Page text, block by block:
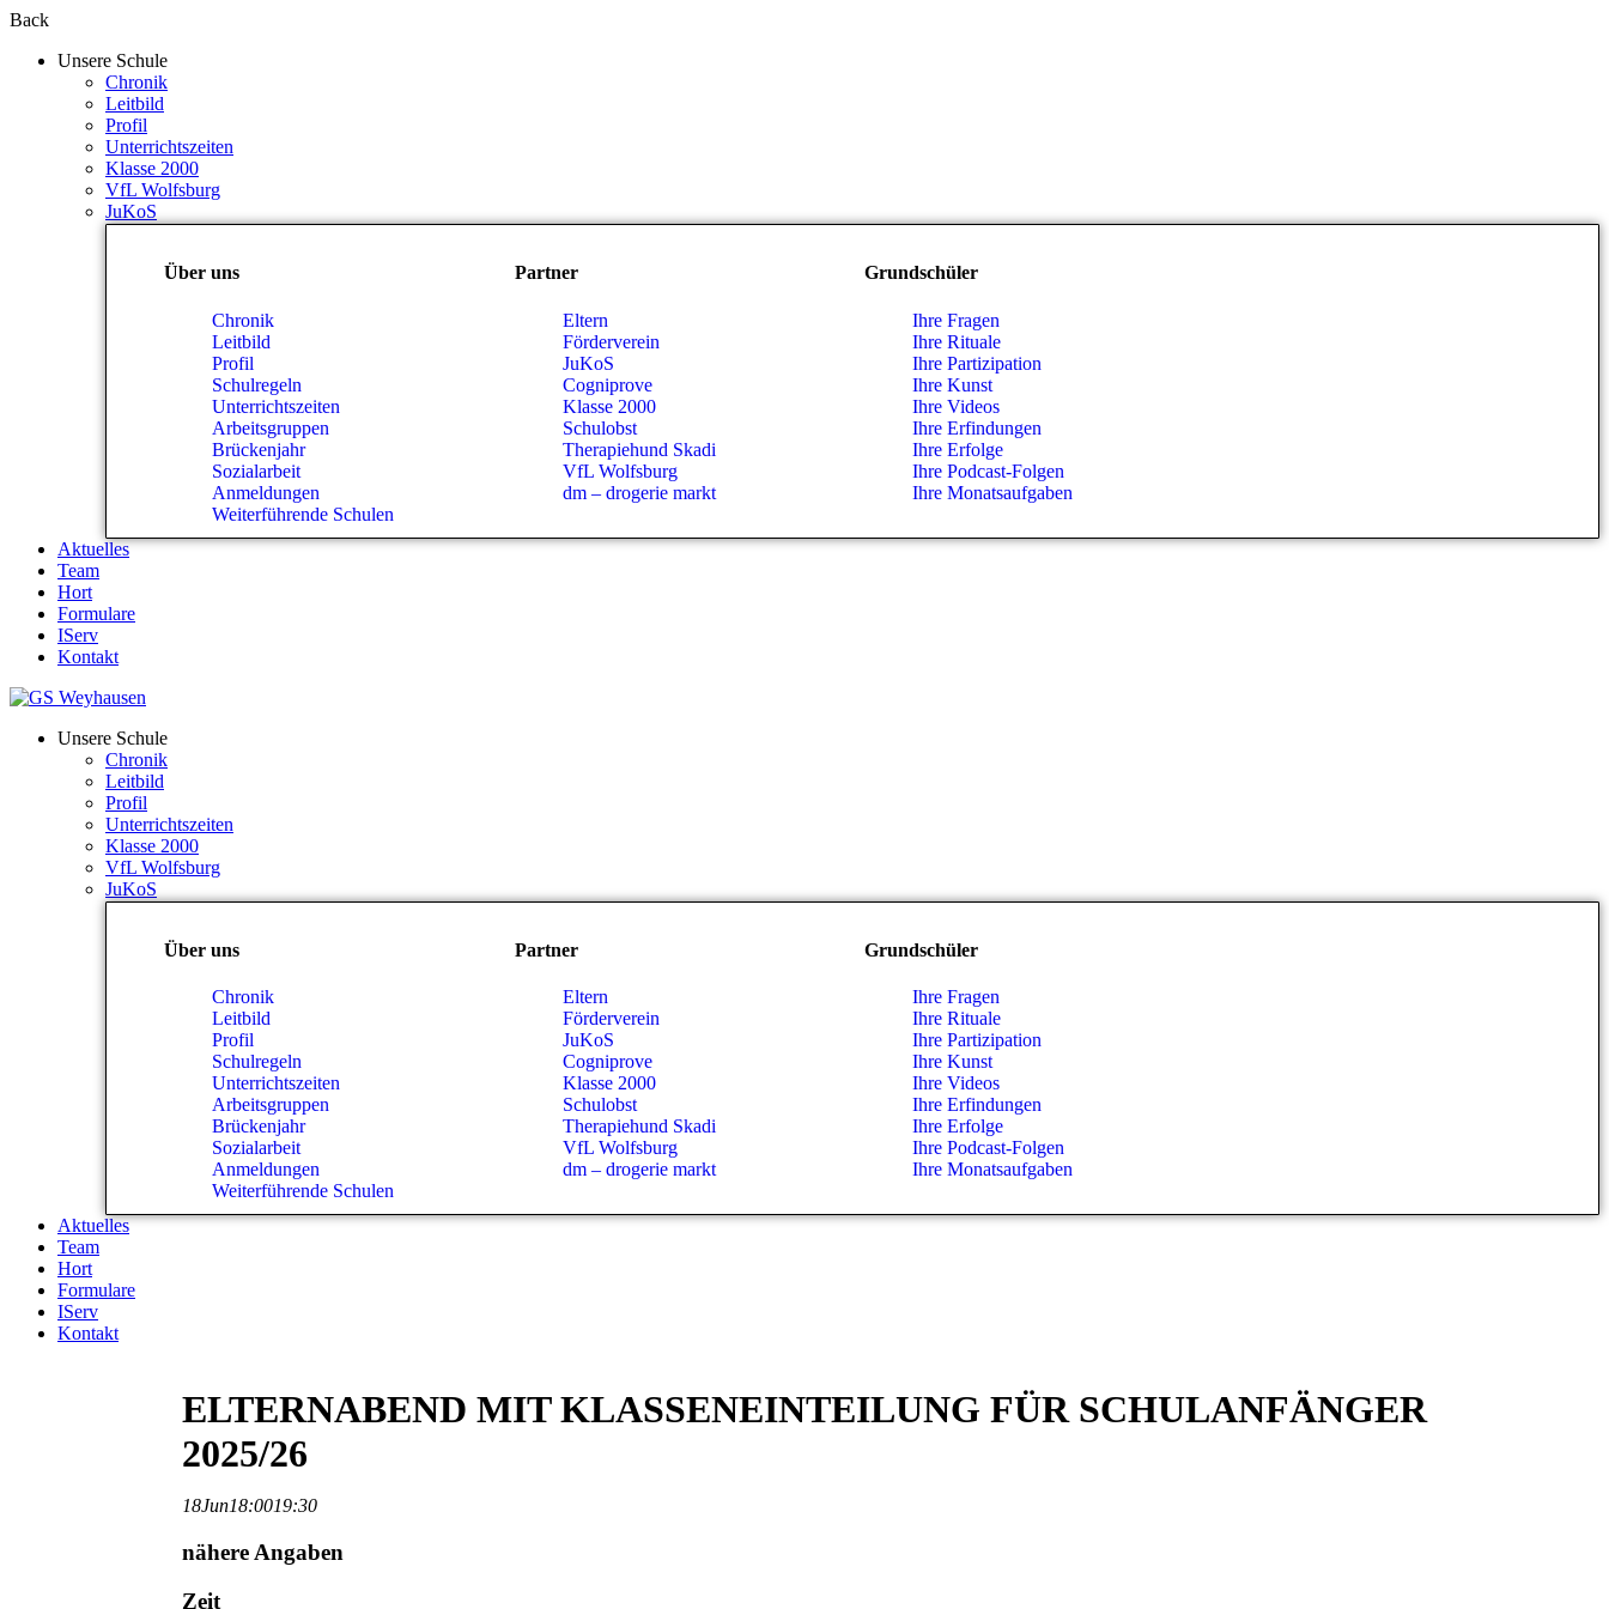
Back
Unsere Schule
Chronik
Leitbild
Profil
Unterrichtszeiten
Klasse 2000
VfL Wolfsburg
JuKoS
Über uns
Chronik
Leitbild
Profil
Schulregeln
Unterrichtszeiten
Arbeitsgruppen
Brückenjahr
Sozialarbeit
Anmeldungen
Weiterführende Schulen
Partner
Eltern
Förderverein
JuKoS
Cogniprove
Klasse 2000
Schulobst
Therapiehund Skadi
VfL Wolfsburg
dm – drogerie markt
Grundschüler
Ihre Fragen
Ihre Rituale
Ihre Partizipation
Ihre Kunst
Ihre Videos
Ihre Erfindungen
Ihre Erfolge
Ihre Podcast-Folgen
Ihre Monatsaufgaben
Aktuelles
Team
Hort
Formulare
IServ
Kontakt
Unsere Schule
Chronik
Leitbild
Profil
Unterrichtszeiten
Klasse 2000
VfL Wolfsburg
JuKoS
Über uns
Chronik
Leitbild
Profil
Schulregeln
Unterrichtszeiten
Arbeitsgruppen
Brückenjahr
Sozialarbeit
Anmeldungen
Weiterführende Schulen
Partner
Eltern
Förderverein
JuKoS
Cogniprove
Klasse 2000
Schulobst
Therapiehund Skadi
VfL Wolfsburg
dm – drogerie markt
Grundschüler
Ihre Fragen
Ihre Rituale
Ihre Partizipation
Ihre Kunst
Ihre Videos
Ihre Erfindungen
Ihre Erfolge
Ihre Podcast-Folgen
Ihre Monatsaufgaben
Aktuelles
Team
Hort
Formulare
IServ
Kontakt
ELTERNABEND MIT KLASSENEINTEILUNG FÜR SCHULANFÄNGER
2025/26
18Jun18:0019:30
nähere Angaben
Zeit